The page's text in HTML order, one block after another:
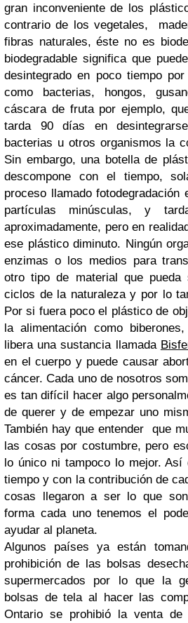
gran inconveniente de los
contrario de los vegetales,
fibras naturales, éste no es
biodegradable significa que
desintegrado en poco tiempo
como bacterias, hongos,
cáscara de fruta por ejemplo,
tarda 90 días en
bacterias u otros organismos la
Sin embargo, una botella de
descompone con el tiempo,
proceso llamado
partículas minúsculas, y
aproximadamente, pero en
ese plástico diminuto. Ningún
enzimas o los medios para
otro tipo de material que pueda
ciclos de la naturaleza y por lo
Por si fuera poco el plástico de
la alimentación como
libera una sustancia llamada
en el cuerpo y puede causar
cáncer. Cada uno de nosotros
es tan difícil hacer algo
de querer y de empezar uno
También hay que entender que
las cosas por costumbre, pero
lo único ni tampoco lo mejor.
tiempo y con la contribución de
cosas llegaron a ser lo que
forma cada uno tenemos el
ayudar al planeta.
Algunos países ya están
prohibición de las bolsas
supermercados por lo que la
bolsas de tela al hacer las
Ontario se prohibió la venta de